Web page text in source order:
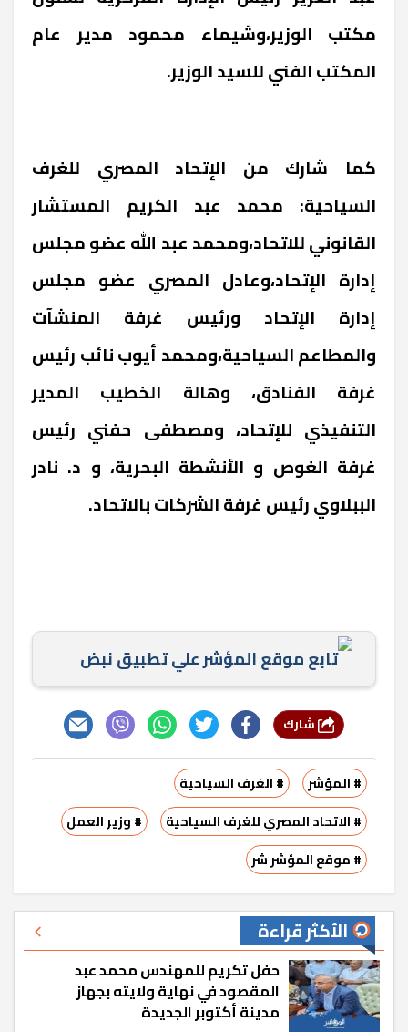
مكتب الوزير،وشيماء محمود مدير عام
المكتب الفني للسيد الوزير.
كما شارك من الإتحاد المصري للغرف
السياحية: محمد عبد الكريم المستشار
القانوني للاتحاد،ومحمد عبد الله عضو مجلس
إدارة الإتحاد،وعادل المصري عضو مجلس
إدارة الإتحاد ورئيس غرفة المنشآت
والمطاعم السياحية،ومحمد أيوب نائب رئيس
غرفة الفنادق، وهالة الخطيب المدير
التنفيذي للإتحاد، ومصطفى حفني رئيس
غرفة الغوص و الأنشطة البحرية، و د. نادر
الببلاوي رئيس غرفة الشركات بالاتحاد.
تابع موقع المؤشر علي تطبيق نبض
# المؤشر
# الغرف السياحية
# الاتحاد المصري للغرف السياحية
# وزير العمل
# موقع المؤشر شر
الأكثر قراءة
حفل تكريم للمهندس محمد عبد
المقصود في نهاية ولايته بجهاز
مدينة أكتوبر الجديدة